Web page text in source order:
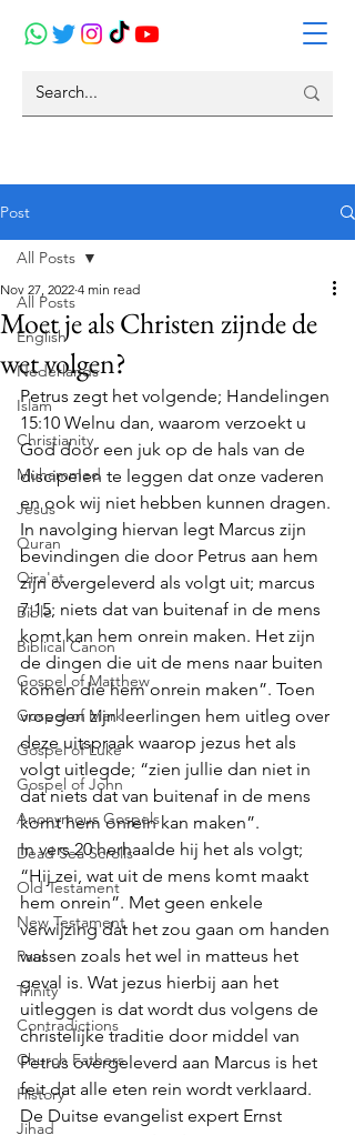
Post
All Posts
English
Nederlands
Islam
Christianity
Muhammed
Jesus
Quran
Qira'at
Bible
Biblical Canon
Gospel of Matthew
Gospel of Mark
Gospel of Luke
Gospel of John
Anonymous Gospels
Dead Sea Scrolls
Old Testament
New Testament
Paul
Trinity
Contradictions
Church Fathers
History
Jihad
All Posts
Moet je als Christen zijnde de
wet volgen?
Nov 27, 2022 4 min read
Petrus zegt het volgende; Handelingen
15:10 Welnu dan, waarom verzoekt u
God door een juk op de hals van de
discipelen te leggen dat onze vaderen
en ook wij niet hebben kunnen dragen.
In navolging hiervan legt Marcus zijn
bevindingen die door Petrus aan hem
zijn overgeleverd als volgt uit; marcus
7:15; niets dat van buitenaf in de mens
komt kan hem onrein maken. Het zijn
de dingen die uit de mens naar buiten
komen die hem onrein maken”. Toen
vroegen zijn leerlingen hem uitleg over
deze uitspraak waarop jezus het als
volgt uitlegde; “zien jullie dan niet in
dat niets dat van buitenaf in de mens
komt hem onrein kan maken”.
In vers 20 herhaalde hij het als volgt;
“Hij zei, wat uit de mens komt maakt
hem onrein”. Met geen enkele
verwijzing dat het zou gaan om handen
wassen zoals het wel in matteus het
geval is. Wat jezus hierbij aan het
uitleggen is dat wordt dus volgens de
christelijke traditie door middel van
Petrus overgeleverd aan Marcus is het
feit dat alle eten rein wordt verklaard.
De Duitse evangelist expert Ernst